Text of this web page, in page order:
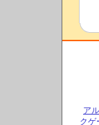
ア
クゲ